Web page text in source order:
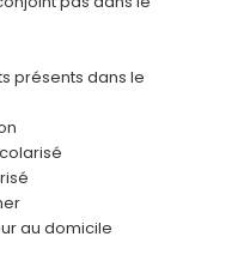
présents dans le
au domicile